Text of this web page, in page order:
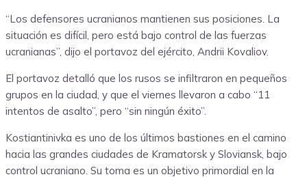
“Los defensores ucranianos mantienen sus posiciones. La
situación es difícil, pero está bajo control de las fuerzas
ucranianas”, dijo el portavoz del ejército, Andrii Kovaliov.
El portavoz detalló que los rusos se infiltraron en pequeños
grupos en la ciudad, y que el viernes llevaron a cabo “11
intentos de asalto”, pero “sin ningún éxito”.
Kostiantinivka es uno de los últimos bastiones en el camino
hacia las grandes ciudades de Kramatorsk y Sloviansk, bajo
control ucraniano. Su toma es un objetivo primordial en la